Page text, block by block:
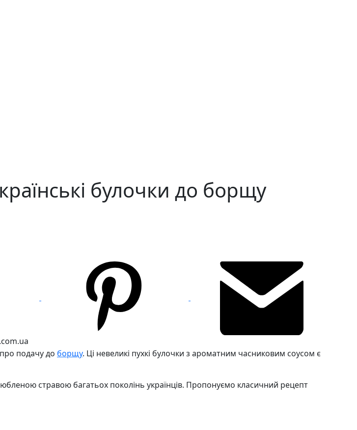
булочки до борщу
подачу до борщу. Ці невеликі пухкі булочки з ароматним часниковим соусом є
стравою багатьох поколінь українців. Пропонуємо класичний рецепт